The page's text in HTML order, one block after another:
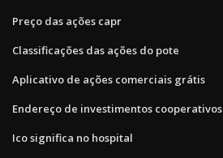
Preço das ações capr
Classificações das ações do pote
Aplicativo de ações comerciais grátis
Endereço de investimentos cooperativos
Ico significa no hospital